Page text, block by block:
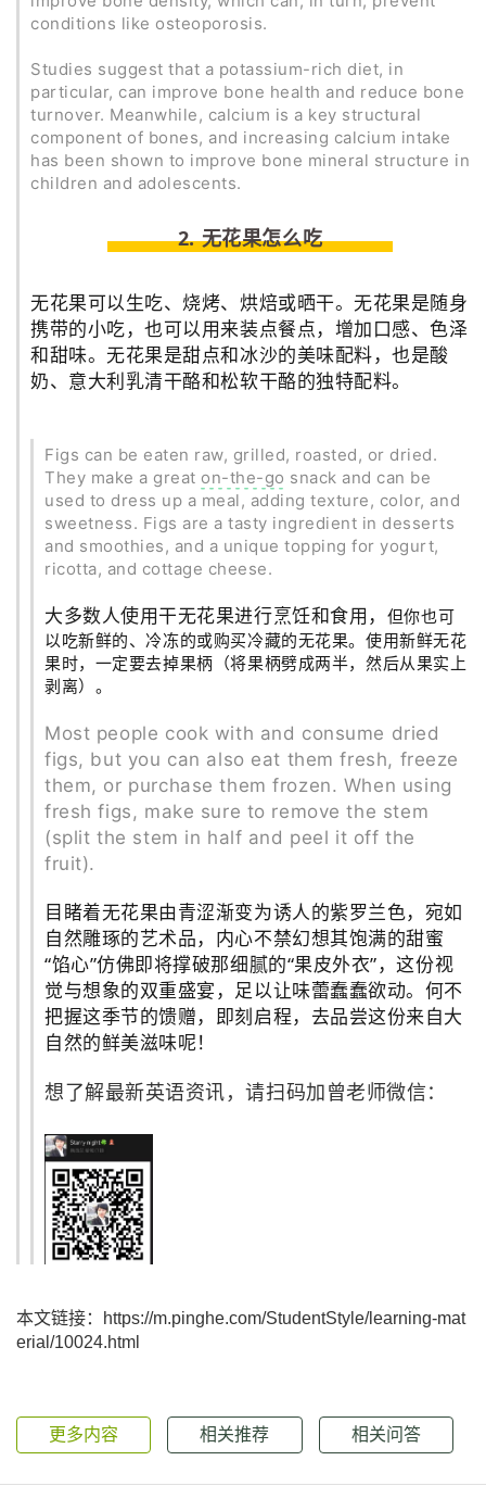
conditions like osteoporosis.
Studies suggest that a potassium-rich diet, in
particular, can improve bone health and reduce bone
turnover. Meanwhile, calcium is a key structural
component of bones, and increasing calcium intake
has been shown to improve bone mineral structure in
children and adolescents.
2. 无花果怎么吃
无花果可以生吃、烧烤、烘焙或晒干。无花果是随身
携带的小吃，也可以用来装点餐点，增加口感、色泽
和甜味。无花果是甜点和冰沙的美味配料，也是酸
奶、意大利乳清干酪和松软干酪的独特配料。
Figs can be eaten raw, grilled, roasted, or dried.
They make a great on-the-go snack and can be
used to dress up a meal, adding texture, color, and
sweetness. Figs are a tasty ingredient in desserts
and smoothies, and a unique topping for yogurt,
ricotta, and cottage cheese.
大多数人使用干无花果进行烹饪和食用， 但你也可
以吃新鲜的、冷冻的或购买冷藏的无花果。使用新鲜无花
果时，一定要去掉果柄（将果柄劈成两半，然后从果实上
剥离）。
Most people cook with and consume dried
figs, but you can also eat them fresh, freeze
them, or purchase them frozen. When using
fresh figs, make sure to remove the stem
(split the stem in half and peel it off the
fruit).
目睹着无花果由青涩渐变为诱人的紫罗兰色，宛如
自然雕琢的艺术品，内心不禁幻想其饱满的甜蜜
“馅心”仿佛即将撑破那细腻的“果皮外衣”，这份视
觉与想象的双重盛宴，足以让味蕾蠢蠢欲动。何不
把握这季节的馈赠，即刻启程，去品尝这份来自大
自然的鲜美滋味呢！
想了解最新英语资讯，请扫码加曾老师微信：
本文链接：https://m.pinghe.com/StudentStyle/learning-mat
erial/10024.html
更多内容 相关推荐 相关问答